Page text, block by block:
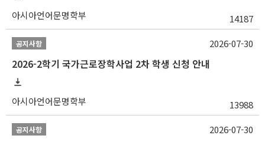
아시아언어문명학부 14187
공지사항
2026-2학기 국가근로장학사업 2차 학생 신청 안내
아시아언어문명학부 13988
2026-07-30
공지사항 2026-07-30